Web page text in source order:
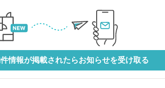
情報が掲載されたらお知らせを受け取る